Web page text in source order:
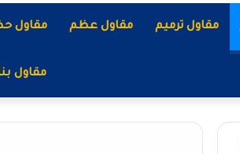
مقاول مقاول عظم مقاول ترميم
مقاول